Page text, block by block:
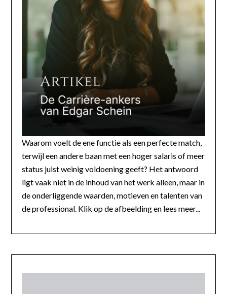
Waarom voelt de ene functie als een perfecte match,
terwijl een andere baan met een hoger salaris of meer
status juist weinig voldoening geeft? Het antwoord
ligt vaak niet in de inhoud van het werk alleen, maar in
de onderliggende waarden, motieven en talenten van
de professional. Klik op de afbeelding en lees meer...